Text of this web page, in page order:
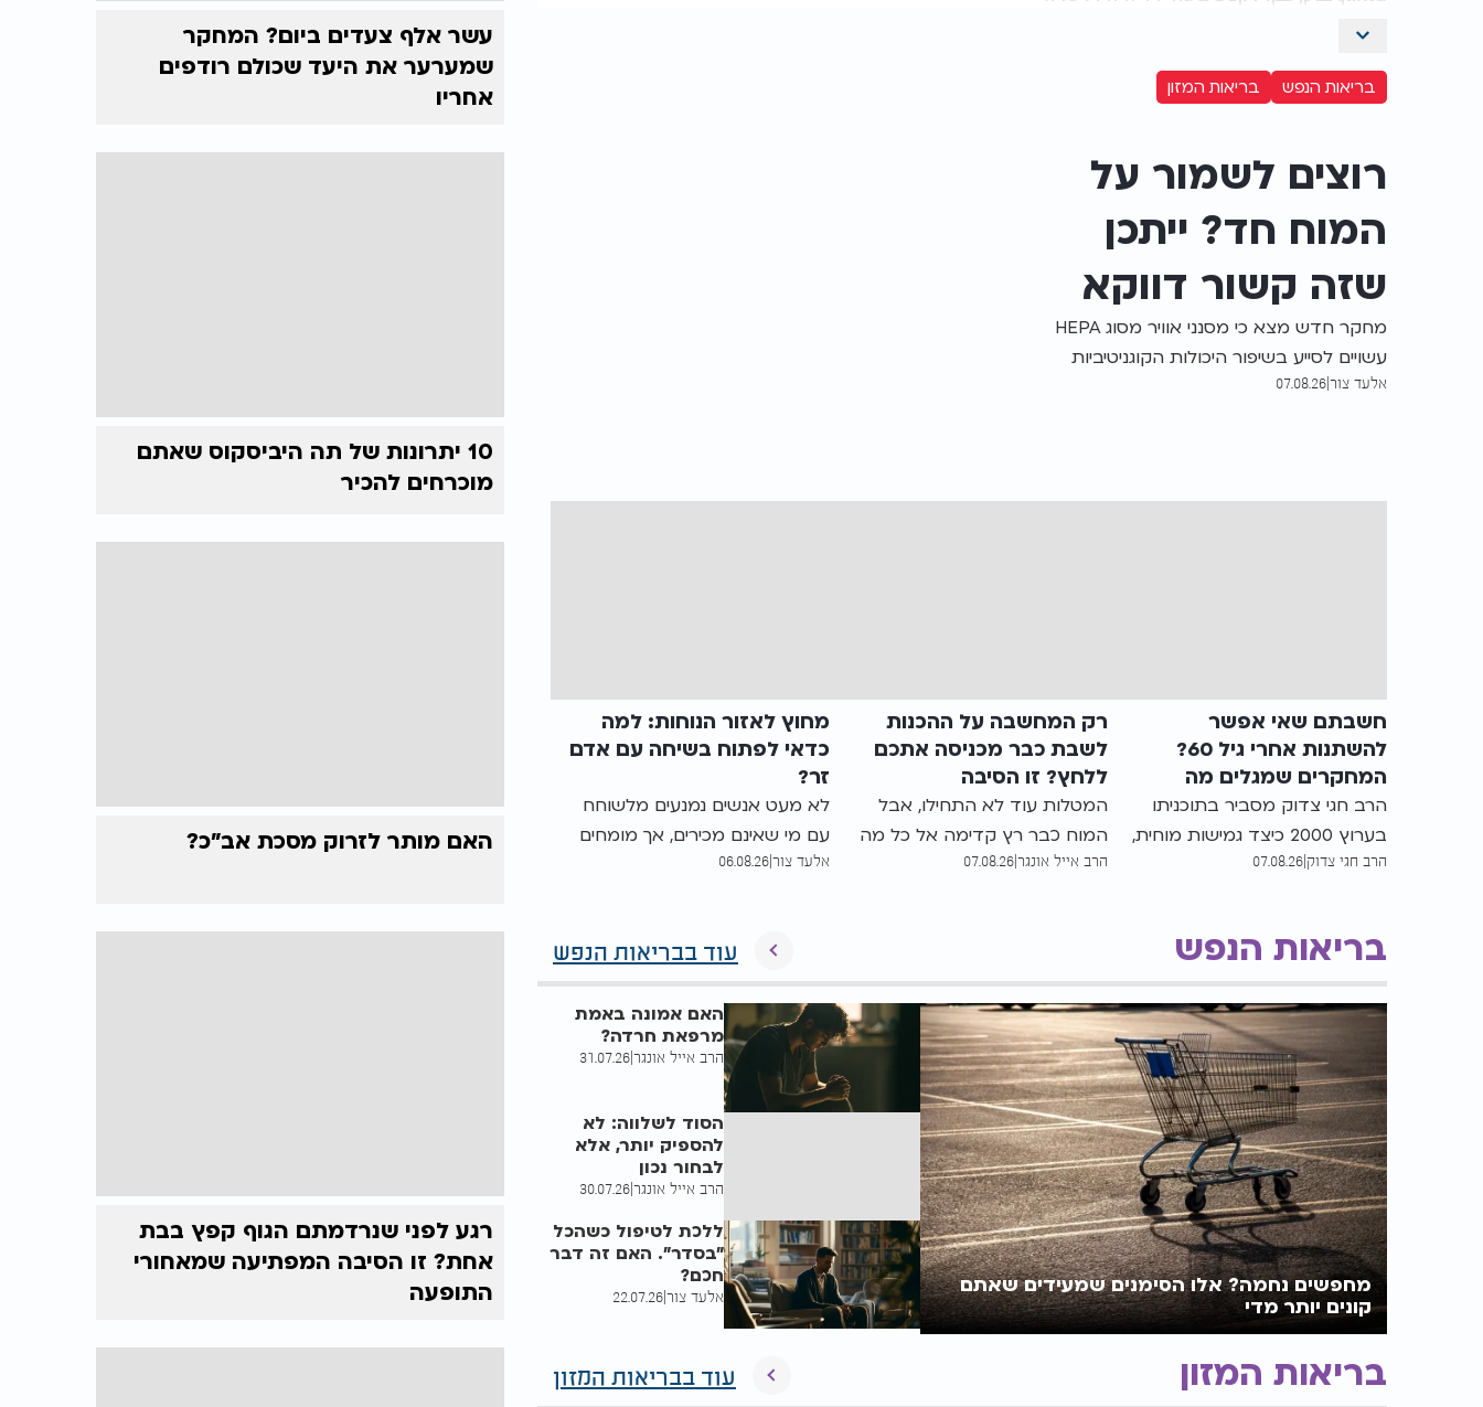
בריאות הנפש בריאות המזון
רוצים לשמור על
המוח חד? ייתכן
שזה קשור דווקא
לאוויר שאתם
נושמים
מחקר חדש מצא כי מסנני אוויר מסוג HEPA
עשויים לסייע בשיפור היכולות הקוגניטיביות
בקרב בני 40 ומעלה. החוקרים מדגישים כי
אלעד צור|
07.08.26
חשבתם שאי אפשר
להשתנות אחרי גיל 60?
המחקרים שמגלים מה
באמת קורה למוח
הרב חגי צדוק מסביר בתוכניתו
בערוץ 2000 כיצד גמישות מוחית,
חזרתיות ושינוי תגובה עשויים לסייע
הרגלים ותכונות
הרב חגי צדוק|
07.08.26
רק המחשבה על ההכנות
לשבת כבר מכניסה אתכם
ללחץ? זו הסיבה
המטלות עוד לא התחילו, אבל
המוח כבר רץ קדימה אל כל מה
שמחכה לעשות. למה דווקא
היום ברוגע | הרב אייל אונגר ראש
כולל יגדיל תורה בבית וגן
הרב אייל אונגר|
07.08.26
מחוץ לאזור הנוחות: למה
כדאי לפתוח בשיחה עם אדם
זר?
לא מעט אנשים נמנעים מלשוחח
עם מי שאינם מכירים, אך מומחים
מסבירים כי דווקא יציאה מאזור
העצמי, להעניק תחושת שייכות
ולהעשיר את החיים
אלעד צור|
06.08.26
בריאות הנפש עוד בבריאות הנפש
מחפשים נחמה? אלו הסימנים שמעידים שאתם
קונים יותר מדי
האם אמונה באמת
מרפאת חרדה?
הרב אייל אונגר|
31.07.26
הסוד לשלווה: לא
להספיק יותר, אלא
לבחור נכון
הרב אייל אונגר|
30.07.26
ללכת לטיפול כשהכל
"בסדר". האם זה דבר
חכם?
אלעד צור|
22.07.26
בריאות המזון עוד בבריאות המזון
עשר אלף צעדים ביום? המחקר
שמערער את היעד שכולם רודפים
אחריו
10 יתרונות של תה היביסקוס שאתם
מוכרחים להכיר
האם מותר לזרוק מסכת אב"כ?
רגע לפני שנרדמתם הגוף קפץ בבת
אחת? זו הסיבה המפתיעה שמאחורי
התופעה